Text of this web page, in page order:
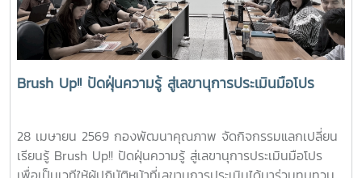
Brush Up!! ปัดฝุ่นความรู้ สู่เลขานุการประเมินมือโปร
28 เมษายน 2569 กองพัฒนาคุณภาพ จัดกิจกรรมแลกเปลี่ยน
เรียนรู้ Brush Up!! ปัดฝุ่นความรู้ สู่เลขานุการประเมินมือโปร